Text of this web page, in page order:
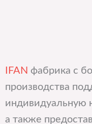
IFAN фабрика с
производства
индивидуальную
а также